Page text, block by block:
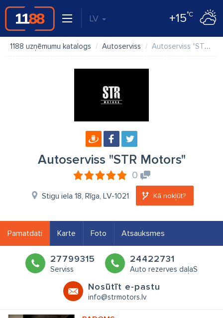
LV +15°C
1188 uzņēmumu katalogs Autoserviss Autoserviss "STR Motors"
Autoserviss "STR Motors"
0
Stigu iela 18, Rīga, LV-1021 Kā nokļūt?
Pamatdati Karte Foto Atsauksmes
27799315
Serviss
24422731
Auto rezerves daļaS
Nosūtīt e-pastu
info@strmotors.lv